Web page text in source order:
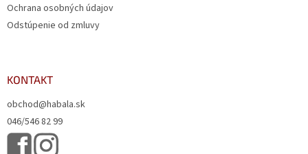
Ochrana osobných údajov
Odstúpenie od zmluvy
KONTAKT
obchod@habala.sk
046/546 82 99